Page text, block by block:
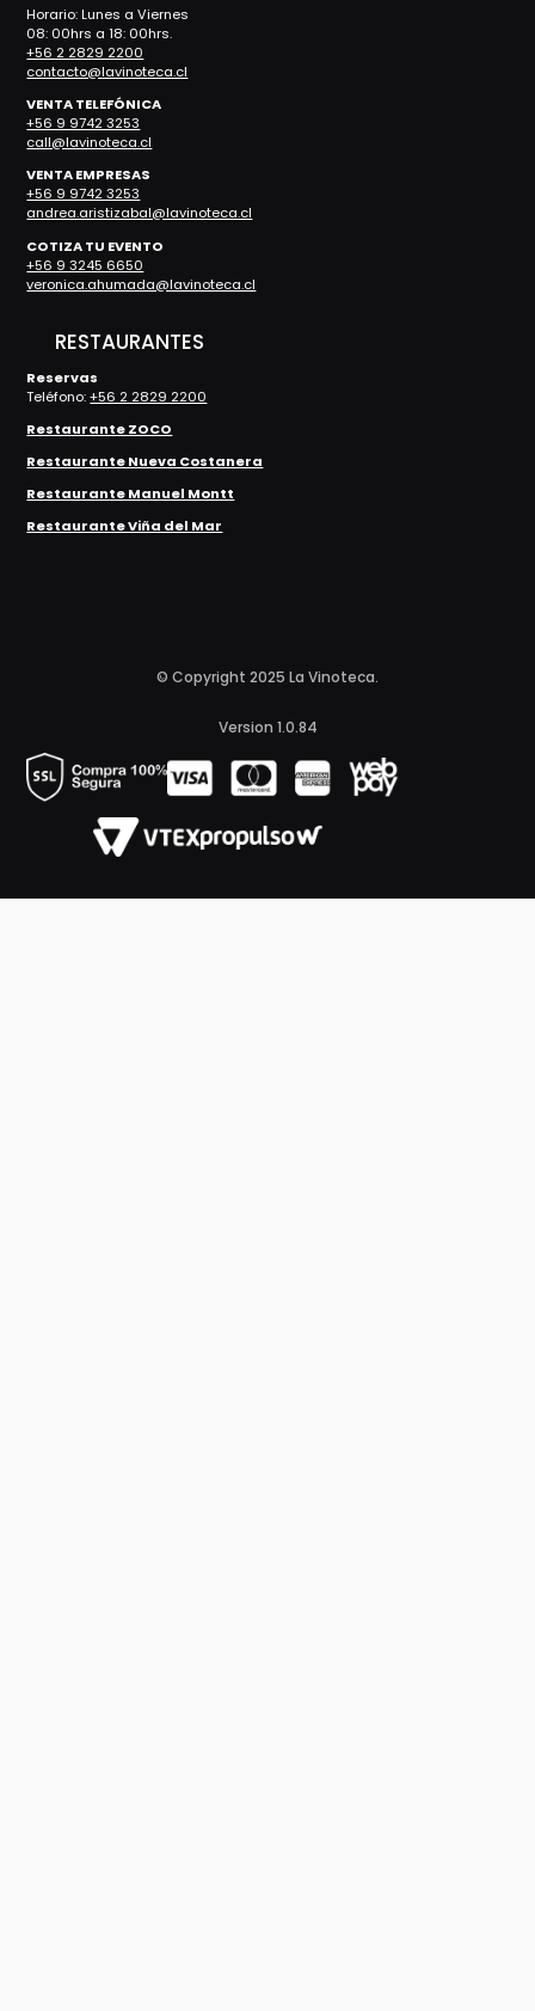
Horario: Lunes a Viernes
08: 00hrs a 18: 00hrs.
+56 2 2829 2200
contacto@lavinoteca.cl
VENTA TELEFÓNICA
+56 9 9742 3253
call@lavinoteca.cl
VENTA EMPRESAS
+56 9 9742 3253
andrea.aristizabal@lavinoteca.cl
COTIZA TU EVENTO
+56 9 3245 6650
veronica.ahumada@lavinoteca.cl
RESTAURANTES
Reservas
Teléfono:+56 2 2829 2200
Restaurante ZOCO
Restaurante Nueva Costanera
Restaurante Manuel Montt
Restaurante Viña del Mar
© Copyright 2025 La Vinoteca.
Version 1.0.84